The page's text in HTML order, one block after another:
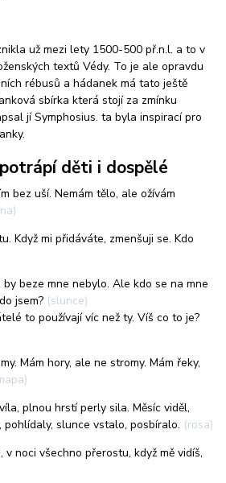
už mezi lety 1500-500 př.n.l. a to v
textů Védy. To je ale opravdu
rébusů a hádanek má tato ještě
sbírka která stojí za zmínku
jí Symphosius. ta byla inspirací pro
děti i dospělé
bez uší. Nemám tělo, ale ožívám
Když mi přidáváte, zmenšuji se. Kdo
by beze mne nebylo. Ale kdo se na mne
jsem? (slunce)
to používají víc než ty. Víš co to je?
Mám hory, ale ne stromy. Mám řeky,
plnou hrstí perly sila. Měsíc viděl,
pohlídaly, slunce vstalo, posbíralo. (rosa)
v noci všechno přerostu, když mě vidíš,